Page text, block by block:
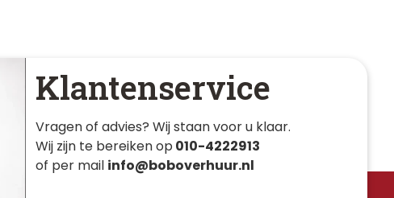
Klantenservice
Vragen of advies? Wij staan voor u klaar.
Wij zijn te bereiken op 010-4222913
of per mail info@boboverhuur.nl